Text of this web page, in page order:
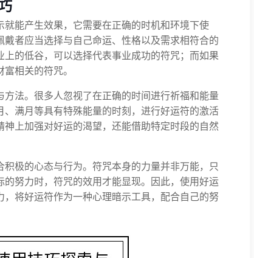
能产生效果，它需要在正确的时机和环境下使
者应当选择与自己命运、性格以及需求相符合的
的低谷，可以选择代表事业成功的符咒；而如果
相关的符咒。
法。很多人忽视了在正确的时间进行祈福和能量
满月等具有特殊能量的时刻，进行好运符的激活
上加强对好运的渴望，还能借助特定时段的自然
极的心态与行为。符咒本身的力量并非万能，只
努力时，符咒的效用才能显现。因此，使用好运
将好运符作为一种心理暗示工具，配合自己的努